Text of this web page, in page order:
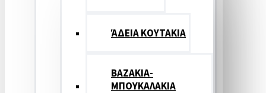
ΆΔΕΙΑ ΚΟΥΤΑΚΙΑ
ΒΑΖΑΚΙΑ-
ΜΠΟΥΚΑΛΑΚΙΑ